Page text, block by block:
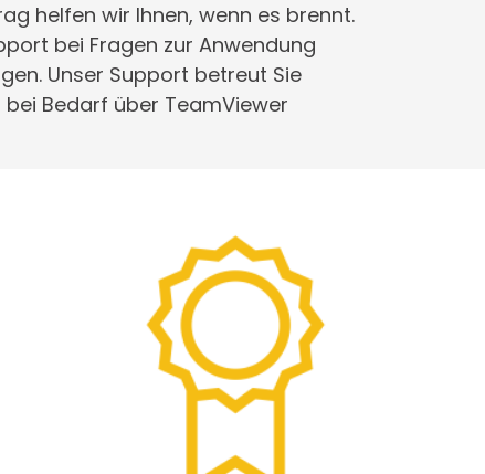
helfen wir Ihnen, wenn es brennt.
bei Fragen zur Anwendung
Unser Support betreut Sie
Bedarf über TeamViewer